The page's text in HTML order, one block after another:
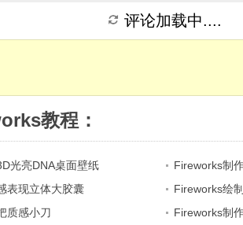
评论加载中....
教程 ：
光亮DNA桌面壁纸
Fireworks制
表现立体大胶囊
Fireworks绘
质感小刀
Fireworks制